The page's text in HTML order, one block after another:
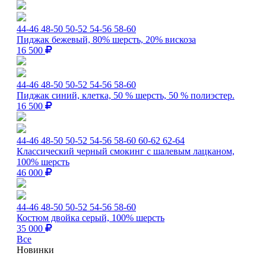
44-46 48-50 50-52 54-56 58-60
Пиджак бежевый, 80% шерсть, 20% вискоза
16 500
44-46 48-50 50-52 54-56 58-60
Пиджак синий, клетка, 50 % шерсть, 50 % полиэстер.
16 500
44-46 48-50 50-52 54-56 58-60 60-62 62-64
Классический черный смокинг с шалевым лацканом,
100% шерсть
46 000
44-46 48-50 50-52 54-56 58-60
Костюм двойка серый, 100% шерсть
35 000
Все
Новинки